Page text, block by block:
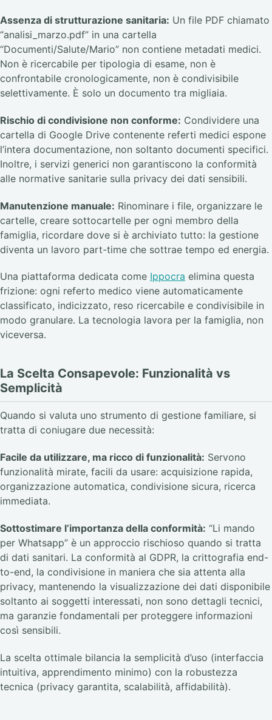
Assenza di strutturazione sanitaria: Un file PDF chiamato
“analisi_marzo.pdf” in una cartella
“Documenti/Salute/Mario” non contiene metadati medici.
Non è ricercabile per tipologia di esame, non è
confrontabile cronologicamente, non è condivisibile
selettivamente. È solo un documento tra migliaia.
Rischio di condivisione non conforme: Condividere una
cartella di Google Drive contenente referti medici espone
l’intera documentazione, non soltanto documenti specifici.
Inoltre, i servizi generici non garantiscono la conformità
alle normative sanitarie sulla privacy dei dati sensibili.
Manutenzione manuale: Rinominare i file, organizzare le
cartelle, creare sottocartelle per ogni membro della
famiglia, ricordare dove si è archiviato tutto: la gestione
diventa un lavoro part-time che sottrae tempo ed energia.
Una piattaforma dedicata come Ippocra elimina questa
frizione: ogni referto medico viene automaticamente
classificato, indicizzato, reso ricercabile e condivisibile in
modo granulare. La tecnologia lavora per la famiglia, non
viceversa.
La Scelta Consapevole: Funzionalità vs
Semplicità
Quando si valuta uno strumento di gestione familiare, si
tratta di coniugare due necessità:
Facile da utilizzare, ma ricco di funzionalità: Servono
funzionalità mirate, facili da usare: acquisizione rapida,
organizzazione automatica, condivisione sicura, ricerca
immediata.
Sottostimare l’importanza della conformità: “Li mando
per Whatsapp” è un approccio rischioso quando si tratta
di dati sanitari. La conformità al GDPR, la crittografia end-
to-end, la condivisione in maniera che sia attenta alla
privacy, mantenendo la visualizzazione dei dati disponibile
soltanto ai soggetti interessati, non sono dettagli tecnici,
ma garanzie fondamentali per proteggere informazioni
così sensibili.
La scelta ottimale bilancia la semplicità d’uso (interfaccia
intuitiva, apprendimento minimo) con la robustezza
tecnica (privacy garantita, scalabilità, affidabilità).